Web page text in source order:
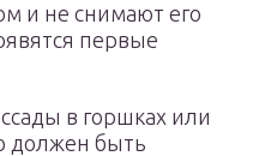
и не снимают его
первые
в горшках или
должен быть